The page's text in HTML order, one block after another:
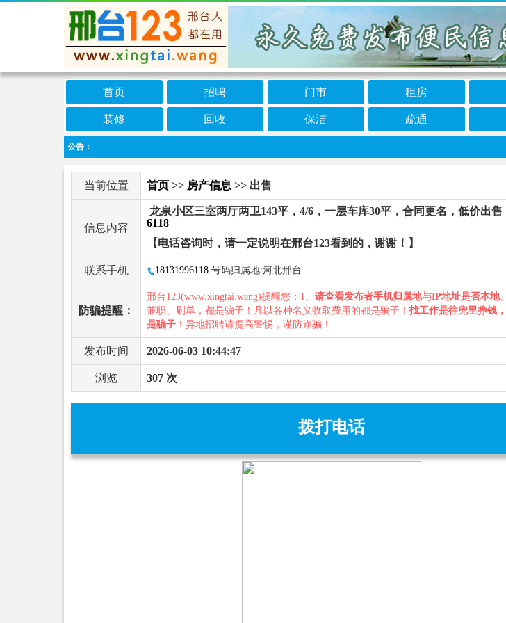
首页 招聘 门市 租房
装修 回收 保洁 疏通
公告：
当前位置 首页 >> 房产信息 >> 出售
信息内容
龙泉小区三室两厅两卫143平，4/6，一层车库30平，合同更名，低价出售
6118
【电话咨询时，请一定说明在邢台123看到的，谢谢！】
联系手机 18131996118 号码归属地:河北邢台
防骗提醒：
邢台123(www.xingtai.wang)提醒您：1、 请查看发布者手机归属地与IP地址是否本地
兼职、刷单，都是骗子！凡以各种名义收取费用的都是骗子！ 找工作是往兜里挣钱
是骗子 ！异地招聘请提高警惕，谨防诈骗！
发布时间 2026-06-03 10:44:47
浏览 307 次
拨打电话